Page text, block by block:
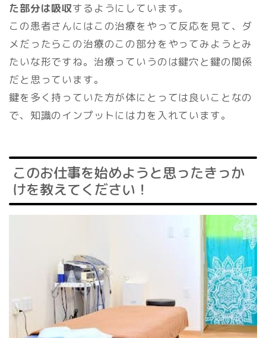
た部分は吸収するようにしています。
この患者さんにはこの治療をやって反応を見て、ダ
メだったらこの治療のこの部分をやってみようとみ
たいな形ですね。治療っていうのは鍵穴と鍵の関係
だと思っています。
鍵を多く持っていた方が体にとっては良いことなの
で、知識のインプットには力を入れています。
このお仕事を始めようと思ったきっか
けを教えてください！